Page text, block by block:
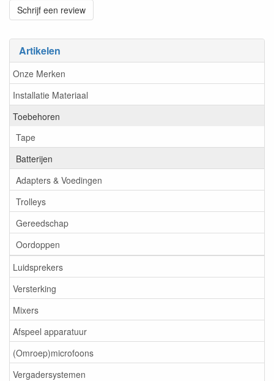
Artikelen
Onze Merken
Installatie Materiaal
Toebehoren
Tape
Batterijen
Adapters & Voedingen
Trolleys
Gereedschap
Oordoppen
Luidsprekers
Versterking
Mixers
Afspeel apparatuur
(Omroep)microfoons
Vergadersystemen
Schrijf een review